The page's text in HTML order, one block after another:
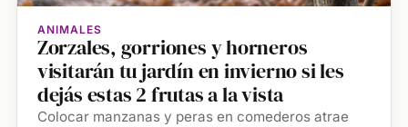
ANIMALES
Zorzales, gorriones y horneros
visitarán tu jardín en invierno si les
dejás estas 2 frutas a la vista
Colocar manzanas y peras en comederos atrae